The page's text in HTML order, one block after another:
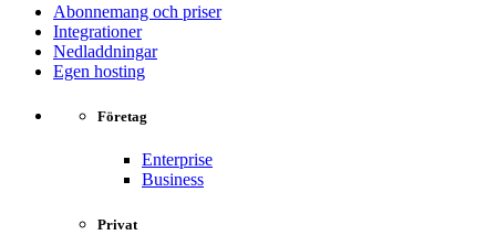
Abonnemang och priser
Integrationer
Nedladdningar
Egen hosting
Företag
Enterprise
Business
Privat